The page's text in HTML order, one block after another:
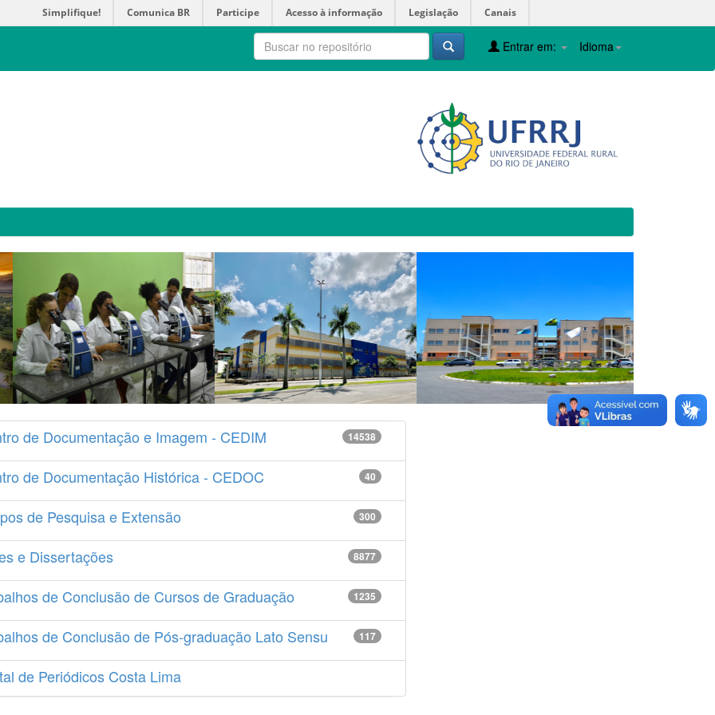
Simplifique! Comunica BR Participe Acesso à informação Legislação Canais
Idioma
Entrar em:
de Documentação e Imagem - CEDIM 14538
de Documentação Histórica - CEDOC 40
de Pesquisa e Extensão 300
e Dissertações 8877
de Conclusão de Cursos de Graduação 1235
de Conclusão de Pós-graduação Lato Sensu 117
de Periódicos Costa Lima